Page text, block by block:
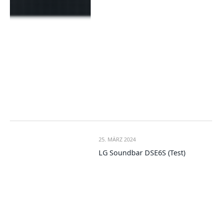
25. MÄRZ 2024
LG Soundbar DSE6S (Test)